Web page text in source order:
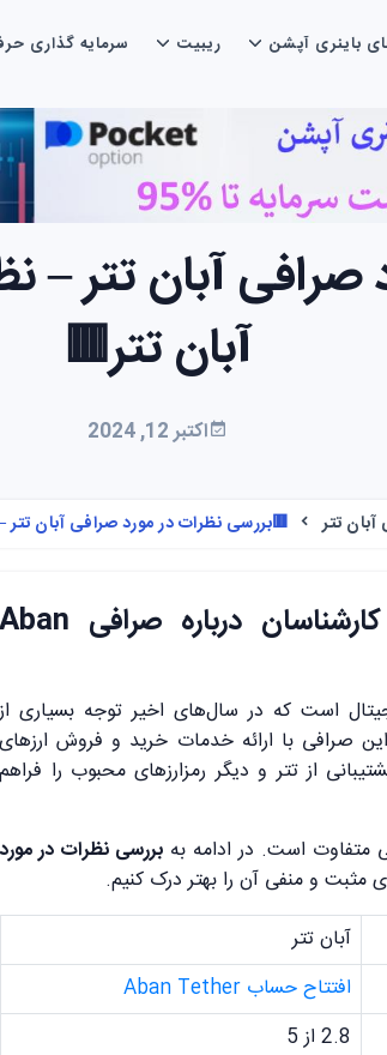
باینری آپشن ریبیت سرمایه گذاری
آبان تتر –
آبان تتر🟥
اکتبر 12, 2024
تتر 🟥بررسی نظرات در مورد صرافی آبان تتر
بررسی نظرات مردمی و کارشناسان درباره صرافی Aban
است که در سال‌های اخیر توجه بسیاری از
صرافی با ارائه خدمات خرید و فروش ارزهای
از تتر و دیگر رمزارزهای محبوب را فراهم
متفاوت است. در ادامه به بررسی نظرات در مورد
مثبت و منفی آن را بهتر درک کنیم.
آبان تتر
افتتاح حساب Aban Tether
2.8 از 5